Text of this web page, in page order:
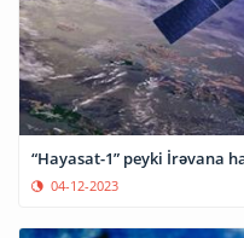
“Hayasat-1” peyki İrəvana
04-12-2023